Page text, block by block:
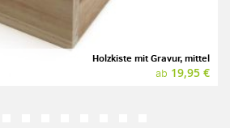
Holzkiste mit Gravur, mittel
ab 19,95 €